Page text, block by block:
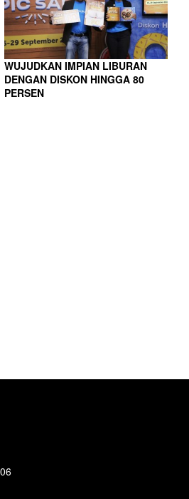
WUJUDKAN IMPIAN LIBURAN
DENGAN DISKON HINGGA 80
PERSEN